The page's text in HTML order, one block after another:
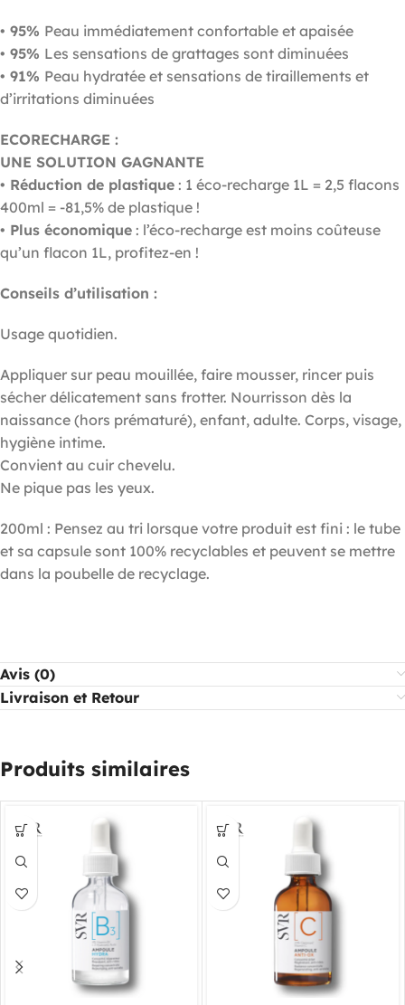
• 95% Peau immédiatement confortable et apaisée
• 95% Les sensations de grattages sont diminuées
• 91% Peau hydratée et sensations de tiraillements et
d’irritations diminuées
ECORECHARGE :
UNE SOLUTION GAGNANTE
• Réduction de plastique : 1 éco-recharge 1L = 2,5 flacons
400ml = -81,5% de plastique !
• Plus économique : l’éco-recharge est moins coûteuse
qu’un flacon 1L, profitez-en !
Conseils d’utilisation :
Usage quotidien.
Appliquer sur peau mouillée, faire mousser, rincer puis
sécher délicatement sans frotter. Nourrisson dès la
naissance (hors prématuré), enfant, adulte. Corps, visage,
hygiène intime.
Convient au cuir chevelu.
Ne pique pas les yeux.
200ml : Pensez au tri lorsque votre produit est fini : le tube
et sa capsule sont 100% recyclables et peuvent se mettre
dans la poubelle de recyclage.
Avis (0)
Livraison et Retour
Produits similaires